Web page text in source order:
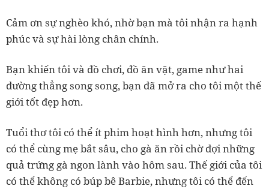
Cảm ơn sự nghèo khó, nhờ bạn mà tôi nhận ra hạnh
phúc và sự hài lòng chân chính.
Bạn khiến tôi và đồ chơi, đồ ăn vặt, game như hai
đường thẳng song song, bạn đã mở ra cho tôi một thế
giới tốt đẹp hơn.
Tuổi thơ tôi có thể ít phim hoạt hình hơn, nhưng tôi
có thể cùng mẹ bắt sâu, cho gà ăn rồi chờ đợi những
quả trứng gà ngon lành vào hôm sau. Thế giới của tôi
có thể không có búp bê Barbie, nhưng tôi có thể đến